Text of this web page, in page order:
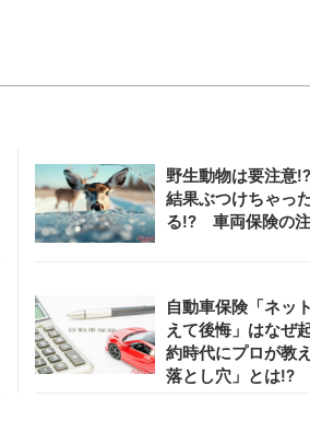
野生動物は要注意
結果ぶつけちゃっ
る!? 車両保険の
自動車保険「ネッ
えて後悔」はなぜ
約時代にプロが教
落とし穴」とは!?